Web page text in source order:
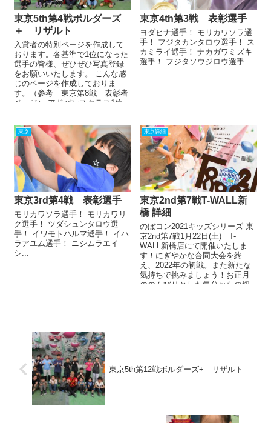
東京5th第4戦ボルダーズ
＋ リザルト
入賞者の特別ページを作成して
おります。各基準で1位になった
選手の皆様、ぜひぜひ写真登録
をお願いいたします。 こんな感
じのページを作成しておりま
す。（参考 東京第8戦 表彰者
ページ） アドバンスクラス1位、
東京4th第3戦 表彰選手
ヨダヒナ選手！ モリカワソラ選
手！ フジタカンタロウ選手！ ス
カミライ選手！ ナカガワミズキ
選手！ フジタソウジロウ選手...
東京
東京3rd第4戦 表彰選手
モリカワソラ選手！ モリカワリ
ク選手！ ツダシュンタロウ選
手！ イワモトハルマ選手！ イハ
ラアユム選手！ ニシムラエイ
シ...
東京詳細
東京2nd第7戦T-WALL新
橋 詳細
のぼコン2021キッズシリーズ 東
京2nd第7戦1月22日(土) T-
WALL新橋店にて開催いたしま
す！にぎやかな合同大会を終
え、2022年の初戦。また新たな
気持ちで挑みましょう！お正月
ののんびりとした気分からの切
東京5th第12戦ボルダーズ+ リザルト